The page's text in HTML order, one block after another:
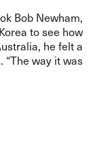
Bob Newham,
to see how
he felt a
way it was